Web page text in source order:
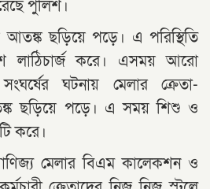
পুলিশ।
ছড়িয়ে পড়ে। এ পরিস্থিতি
লাঠিচার্জ করে। এসময় আরো
ঘটনায় মেলার ক্রেতা-
ছড়িয়ে পড়ে। এ সময় শিশু ও
করে।
বাণিজ্য মেলার বিএম কালেকশন ও